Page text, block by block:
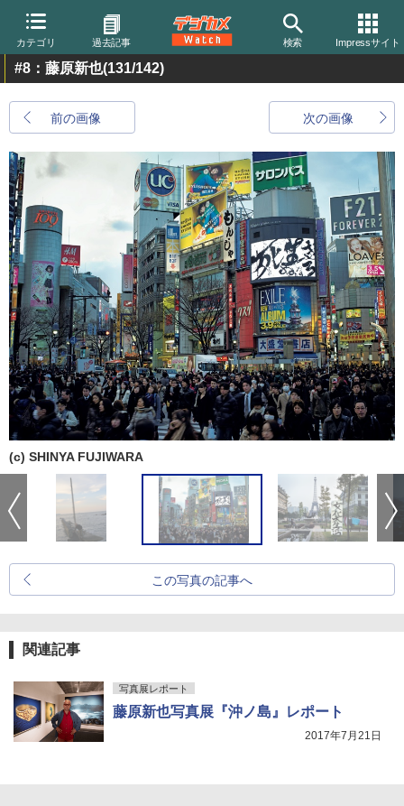
カテゴリ 過去記事 検索 Impressサイト
#8：藤原新也(131/142)
前の画像 次の画像
(c) SHINYA FUJIWARA
この写真の記事へ
関連記事
写真展レポート
藤原新也写真展『沖ノ島』レポート
2017年7月21日